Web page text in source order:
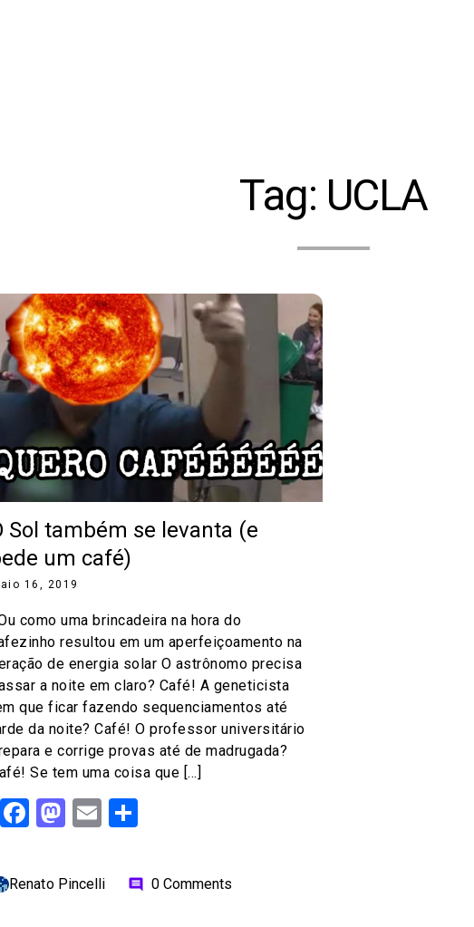
Tag: UCLA
Sol também se levanta (e
um café)
16, 2019
como uma brincadeira na hora do
resultou em um aperfeiçoamento na
de energia solar O astrônomo precisa
a noite em claro? Café! A geneticista
que ficar fazendo sequenciamentos até
da noite? Café! O professor universitário
e corrige provas até de madrugada?
Se tem uma coisa que […]
Facebook
Mastodon
Email
Renato Pincelli comment 0 Comments